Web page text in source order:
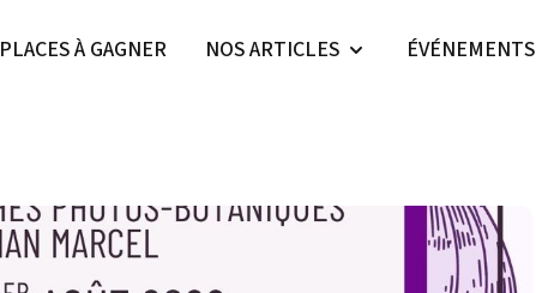
PLACES À GAGNER NOS ARTICLES ÉVÉNEMENTS